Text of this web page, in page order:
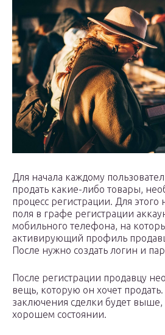
Для начала каждому
продать какие-либо товары,
процесс регистрации. Для этого
поля в графе регистрации
мобильного телефона, на
активирующий профиль
После нужно создать логин и
После регистрации продавцу
вещь, которую он хочет
заключения сделки будет выше,
хорошем состоянии.